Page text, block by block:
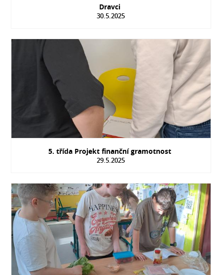
Dravci
30.5.2025
5. třída Projekt finanční gramotnost
29.5.2025